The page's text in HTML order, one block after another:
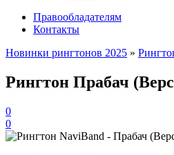
Правообладателям
Контакты
Новинки рингтонов 2025 »
Рингтон Прабач
0
0